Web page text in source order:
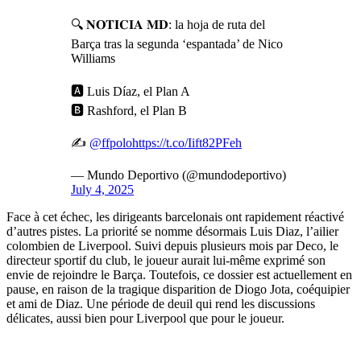
🔍 𝐍𝐎𝐓𝐈𝐂𝐈𝐀 𝐌𝐃: la hoja de ruta del
Barça tras la segunda ‘espantada’ de Nico
Williams
🅰️ Luis Díaz, el Plan A
🅱️ Rashford, el Plan B
✍️ @ffpolohttps://t.co/Iift82PFeh
— Mundo Deportivo (@mundodeportivo)
July 4, 2025
Face à cet échec, les dirigeants barcelonais ont rapidement réactivé
d’autres pistes. La priorité se nomme désormais Luis Diaz, l’ailier
colombien de Liverpool. Suivi depuis plusieurs mois par Deco, le
directeur sportif du club, le joueur aurait lui-même exprimé son
envie de rejoindre le Barça. Toutefois, ce dossier est actuellement en
pause, en raison de la tragique disparition de Diogo Jota, coéquipier
et ami de Diaz. Une période de deuil qui rend les discussions
délicates, aussi bien pour Liverpool que pour le joueur.